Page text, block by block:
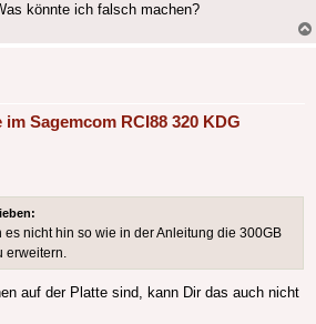
könnte ich falsch machen?
Sagemcom RCI88 320 KDG
nicht hin so wie in der Anleitung die 300GB
erweitern.
auf der Platte sind, kann Dir das auch nicht